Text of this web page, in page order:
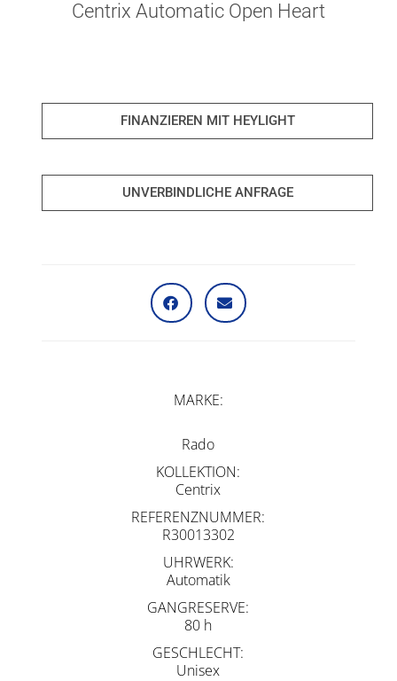
Centrix Automatic Open Heart
FINANZIEREN MIT HEYLIGHT
UNVERBINDLICHE ANFRAGE
MARKE
Rado
KOLLEKTION
Centrix
REFERENZNUMMER
R30013302
UHRWERK
Automatik
GANGRESERVE
80 h
GESCHLECHT
Unisex